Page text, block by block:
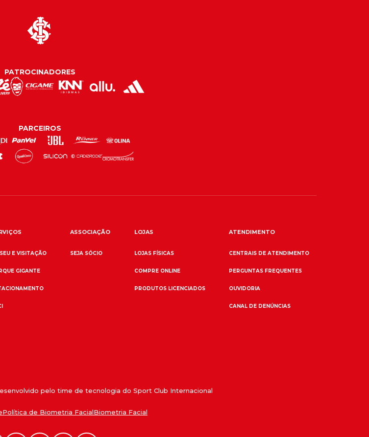
PATROCINADORES
PARCEIROS
E VISITAÇÃO
GIGANTE
ASSOCIAÇÃO
SEJA SÓCIO
LOJAS
LOJAS FÍSICAS
COMPRE ONLINE
PRODUTOS LICENCIADOS
ATENDIMENTO
CENTRAIS DE ATENDIMENTO
PERGUNTAS FREQUENTES
OUVIDORIA
CANAL DE DENÚNCIAS
pelo time de tecnologia do Sport Club Internacional
Política de Biometria FacialBiometria Facial